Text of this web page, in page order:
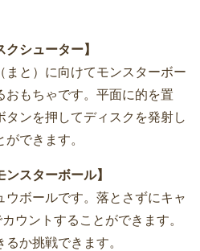
クシューター】
まと）に向けてモンスターボー
おもちゃです。平面に的を置
タンを押してディスクを発射し
できます。
スターボール】
ウボールです。落とさずにキャ
ウントすることができます。
か挑戦できます。